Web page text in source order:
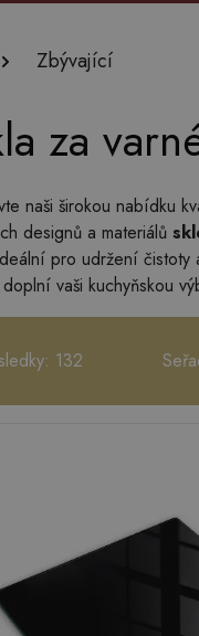
Zbývající
za
naši širokou nabídku
designů a materiálů
pro udržení čistoty
vaši kuchyňskou
132